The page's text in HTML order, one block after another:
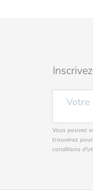
Vous pouvez
trouverez
conditions